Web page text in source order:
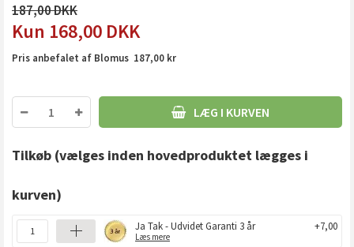
187,00
168,00 DKK
Pris anbefalet af Blomus 187,00 kr
LÆG I KURVEN
Tilkøb (vælges inden hovedproduktet lægges i
kurven)
Ja Tak - Udvidet Garanti 3 år
Læs mere
+7,00